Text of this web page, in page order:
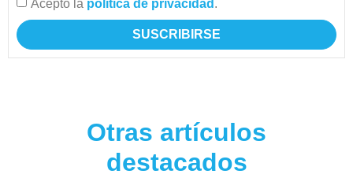
Acepto la política de privacidad .
SUSCRIBIRSE
Otras artículos
destacados